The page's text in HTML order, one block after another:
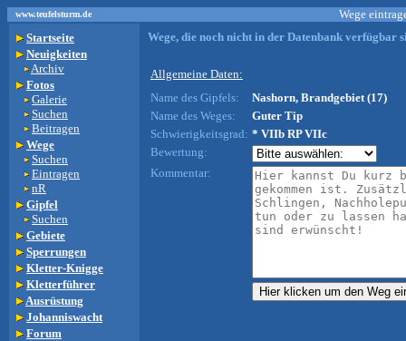
www.teufelsturm.de
Wege
Startseite
Neuigkeiten
Archiv
Fotos
Galerie
Suchen
Beitragen
Wege
Suchen
Eintragen
nR
Gipfel
Suchen
Gebiete
Sperrungen
Kletter-Knigge
Kletterführer
Ausrüstung
Johanniswacht
Forum
Wege, die noch nicht in der Datenbank verfügbar
Allgemeine Daten:
Name des Gipfels:
Nashorn, Brandgebiet (17)
Name des Weges:
Guter Tip
Schwierigkeitsgrad: * VIIb RP VIIc
Bewertung:
Kommentar: